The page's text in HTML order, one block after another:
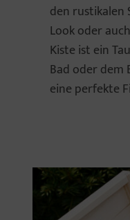
den rustikalen
Look oder
Kiste ist ein
Bad oder dem
eine perfekte